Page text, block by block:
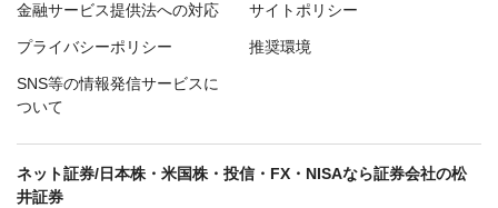
金融サービス提供法への対応 サイトポリシー
プライバシーポリシー 推奨環境
SNS等の情報発信サービスに
ついて
ネット証券/日本株・米国株・投信・FX・NISAなら証券会社の松
井証券